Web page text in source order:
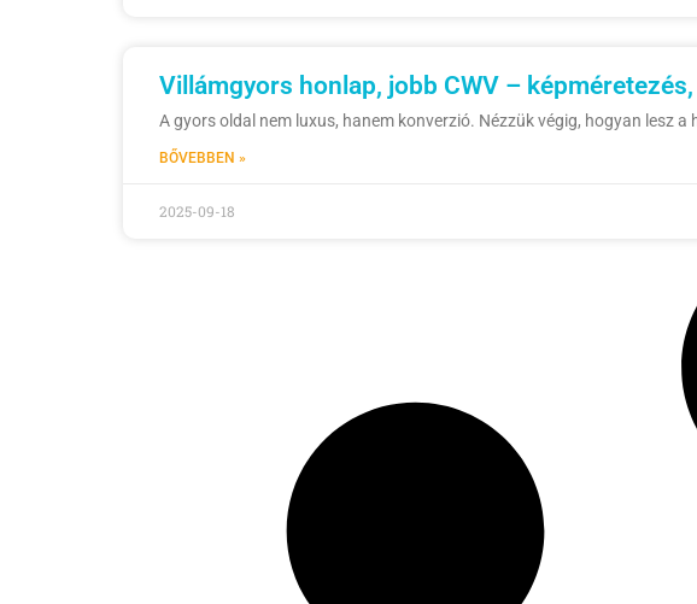
Villámgyors honlap, jobb CWV –
A gyors oldal nem luxus, hanem konverzió. Nézzük végig, hogyan lesz
BŐVEBBEN »
2025-09-18